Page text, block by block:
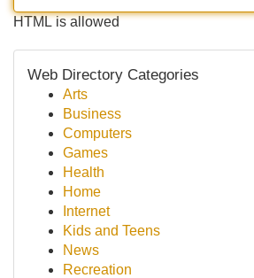
HTML is allowed
Web Directory Categories
Arts
Business
Computers
Games
Health
Home
Internet
Kids and Teens
News
Recreation